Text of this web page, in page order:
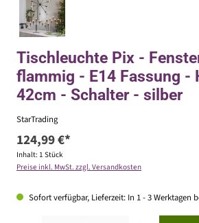
Tischleuchte Pix -
flammig - E14 Fassung -
42cm - Schalter - silber
StarTrading
124,99 €*
Inhalt: 1 Stück
Preise inkl. MwSt. zzgl. Versandkosten
Sofort verfügbar, Lieferzeit: In 1 - 3 Werktagen